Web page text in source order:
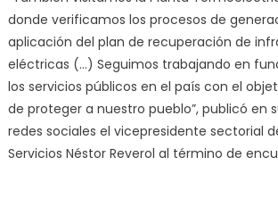
donde verificamos los procesos de
aplicación del plan de recuperación de
eléctricas (…) Seguimos trabajando en
los servicios públicos en el país con el
de proteger a nuestro pueblo”, publicó en
redes sociales el vicepresidente sectorial
Servicios Néstor Reverol al término de